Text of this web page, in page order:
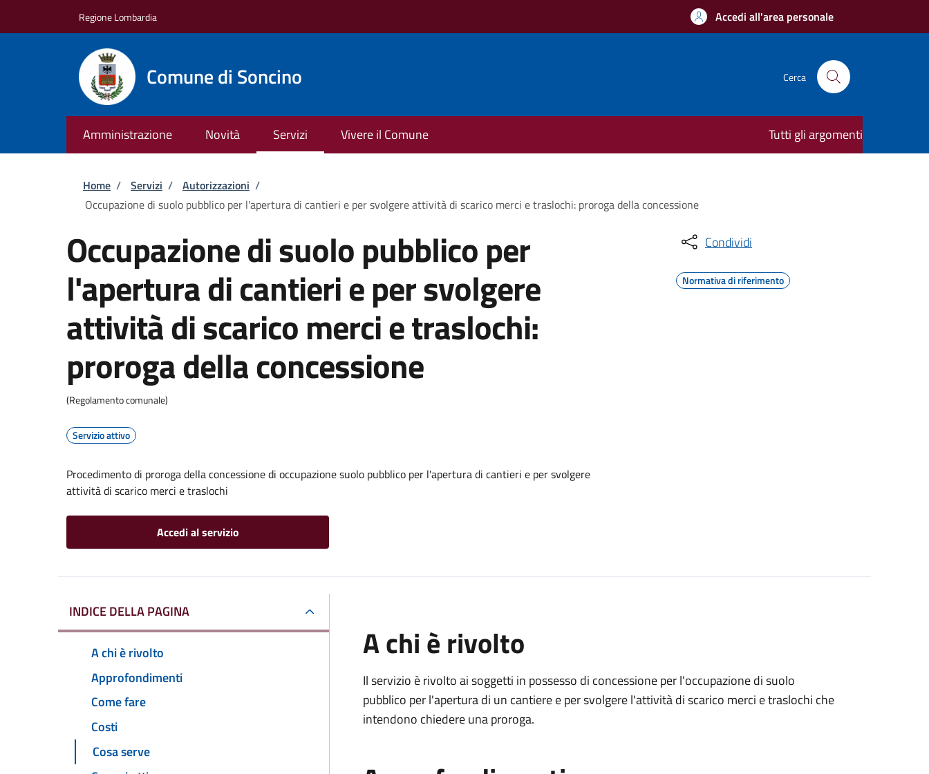
Regione Lombardia Accedi all'area personale
Comune di Soncino Cerca
Amministrazione Novità Servizi Vivere il Comune Tutti gli argomenti
Briciole di pane
Home / Servizi / Autorizzazioni /
Occupazione di suolo pubblico per l'apertura di cantieri e per svolgere attività di scarico merci e traslochi: proroga della concessione
Occupazione di suolo pubblico per
l'apertura di cantieri e per svolgere
attività di scarico merci e traslochi:
proroga della concessione
(Regolamento comunale)
Servizio attivo
Procedimento di proroga della concessione di occupazione suolo pubblico per l'apertura di cantieri e per svolgere
attività di scarico merci e traslochi
Accedi al servizio
Condividi
Normativa di riferimento
INDICE DELLA PAGINA
A chi è rivolto
Approfondimenti
Come fare
Costi
Cosa serve
A chi è rivolto
Il servizio è rivolto ai soggetti in possesso di concessione per l'occupazione di suolo
pubblico per l'apertura di un cantiere e per svolgere l'attività di scarico merci e traslochi che
intendono chiedere una proroga.